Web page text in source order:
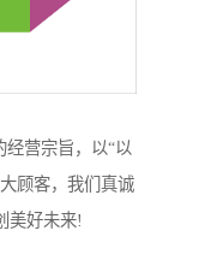
经营宗旨，以“以
顾客，我们真诚
美好未来!